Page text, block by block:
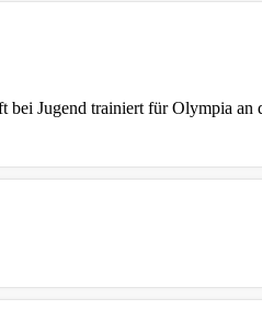
Jugend trainiert für Olympia